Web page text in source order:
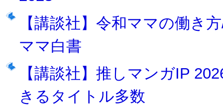
【講談社】令和ママの働
ママ白書
【講談社】推しマンガIP
きるタイトル多数